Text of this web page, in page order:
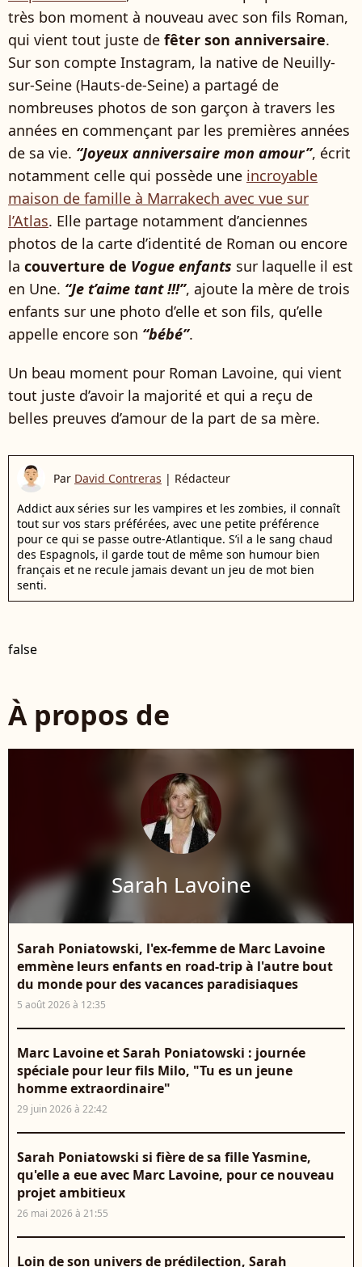
très bon moment à nouveau avec son fils Roman,
qui vient tout juste de fêter son anniversaire.
Sur son compte Instagram, la native de Neuilly-
sur-Seine (Hauts-de-Seine) a partagé de
nombreuses photos de son garçon à travers les
années en commençant par les premières années
de sa vie. “Joyeux anniversaire mon amour”, écrit
notamment celle qui possède une incroyable
maison de famille à Marrakech avec vue sur
l’Atlas. Elle partage notamment d’anciennes
photos de la carte d’identité de Roman ou encore
la couverture de Vogue enfants sur laquelle il est
en Une. “Je t’aime tant !!!”, ajoute la mère de trois
enfants sur une photo d’elle et son fils, qu’elle
appelle encore son “bébé”.
Un beau moment pour Roman Lavoine, qui vient
tout juste d’avoir la majorité et qui a reçu de
belles preuves d’amour de la part de sa mère.
Par David Contreras | Rédacteur
Addict aux séries sur les vampires et les zombies, il connaît
tout sur vos stars préférées, avec une petite préférence
pour ce qui se passe outre-Atlantique. S’il a le sang chaud
des Espagnols, il garde tout de même son humour bien
français et ne recule jamais devant un jeu de mot bien
senti.
false
À propos de
Sarah Lavoine
Sarah Poniatowski, l'ex-femme de Marc Lavoine
emmène leurs enfants en road-trip à l'autre bout
du monde pour des vacances paradisiaques
5 août 2026 à 12:35
Marc Lavoine et Sarah Poniatowski : journée
spéciale pour leur fils Milo, "Tu es un jeune
homme extraordinaire"
29 juin 2026 à 22:42
Sarah Poniatowski si fière de sa fille Yasmine,
qu'elle a eue avec Marc Lavoine, pour ce nouveau
projet ambitieux
26 mai 2026 à 21:55
Loin de son univers de prédilection, Sarah